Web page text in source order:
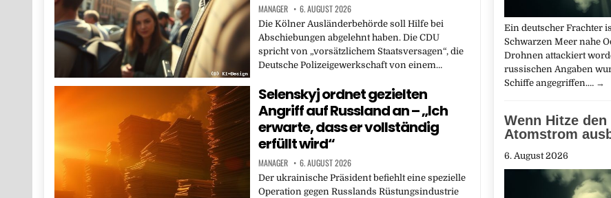
MANAGER 6. AUGUST 2026
Die Kölner Ausländerbehörde soll Hilfe bei
Abschiebungen abgelehnt haben. Die CDU
spricht von „vorsätzlichem Staatsversagen“, die
Deutsche Polizeigewerkschaft von einem…
Selenskyj ordnet gezielten
Angriff auf Russland an – „Ich
erwarte, dass er vollständig
erfüllt wird“
MANAGER 6. AUGUST 2026
Der ukrainische Präsident befiehlt eine spezielle
Operation gegen Russlands Rüstungsindustrie
Ein deutscher Frachter
Schwarzen Meer nahe
Drohnen attackiert
russischen Angaben
Schiffe angegriffen.… →
Wenn Hitze den
Atomstrom
6. August 2026